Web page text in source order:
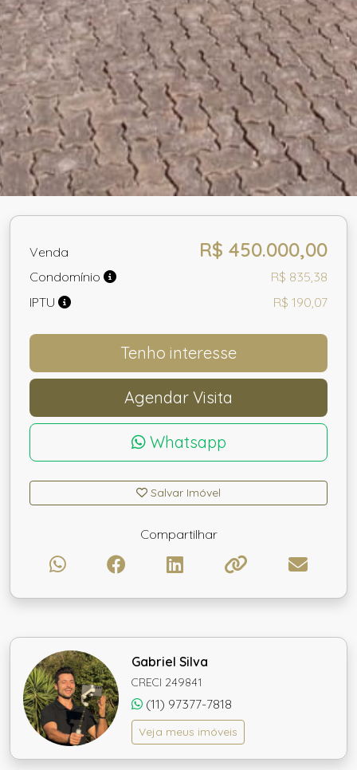
Venda R$ 450.000,00
Condomínio
R$ 835,38
IPTU
R$ 190,07
Tenho interesse
Agendar Visita
Whatsapp
Salvar Imóvel
Compartilhar
Gabriel Silva
CRECI 249841
(11) 97377-7818
Veja meus imóveis